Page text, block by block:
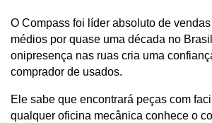
O Compass foi líder absoluto de
médios por quase uma década no
onipresença nas ruas cria uma
comprador de usados.
Ele sabe que encontrará peças com
qualquer oficina mecânica conhece o